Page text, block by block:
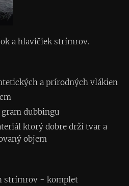
a hlavičiek strímrov.
a prírodných vlákien
gram dubbingu
ktorý dobre drží tvar a
objem
strímrov - komplet